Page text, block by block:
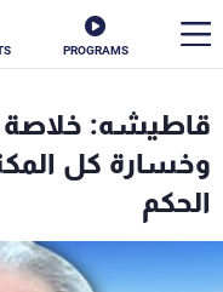
PROGRAMS
قاطيشه: خلاصة
وخسارة كل
الحكم
الأخبار
سياسة
إقتصاد